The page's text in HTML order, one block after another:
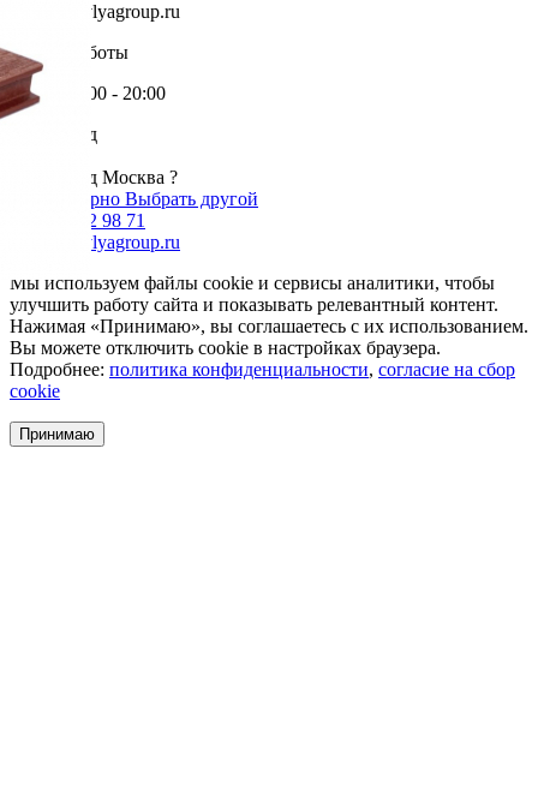
info@krovlyagroup.ru
Режим работы
Пн-Пт: 9:00 - 20:00
Ваш город
Ваш город Москва ?
Да, все верно Выбрать другой
+7 985 002 98 71
info@krovlyagroup.ru
Мы используем файлы cookie и сервисы аналитики, чтобы
улучшить работу сайта и показывать релевантный контент.
Нажимая «Принимаю», вы соглашаетесь с их использованием.
Вы можете отключить cookie в настройках браузера.
Подробнее: политика конфиденциальности, согласие на сбор
cookie
Принимаю